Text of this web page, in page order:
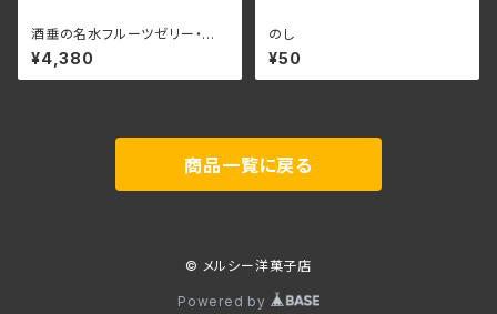
酒垂の名水フルーツゼリー・お
かげさまセット ゼリー フル
ーツゼリー ギフト 詰め合せ 手
土産 贈り物 お祝い お返し お歳
ありがとう おかげさま 感謝 ケ
¥4,380
のし
¥50
商品一覧に戻る
© メルシー洋菓子店
Powered by